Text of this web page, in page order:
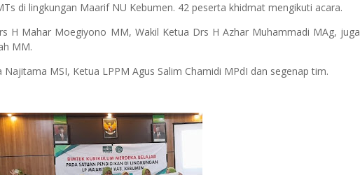
di lingkungan Maarif NU Kebumen. 42 peserta khidmat mengikuti acara.
H Mahar Moegiyono MM, Wakil Ketua Drs H Azhar Muhammadi MAg, juga
MM.
MSI, Ketua LPPM Agus Salim Chamidi MPdI dan segenap tim.